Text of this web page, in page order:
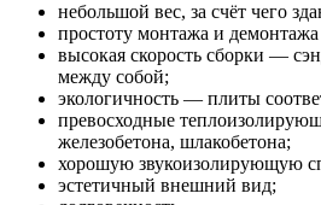
небольшой вес, за счёт чего
простоту монтажа и демонтажа
высокая скорость сборки —
между собой;
экологичность — плиты
превосходные
железобетона, шлакобетона;
хорошую звукоизолирующую
эстетичный внешний вид;